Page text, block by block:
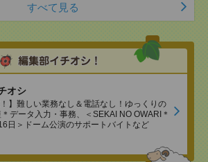
すべて見る
オシ
！】難しい業務なし＆電話なし！ゆっくりの
データ入力・事務、＜SEKAI NO OWARI＊
日＞ドーム公演のサポートバイトなど